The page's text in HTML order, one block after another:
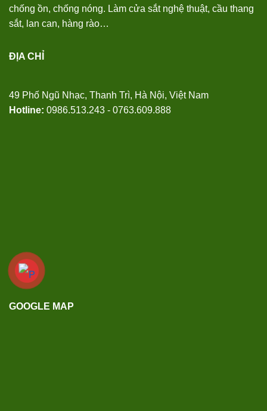
chống ồn, chống nóng. Làm cửa sắt nghệ thuật, cầu thang
sắt, lan can, hàng rào…
ĐỊA CHỈ
49 Phố Ngũ Nhạc, Thanh Trì, Hà Nội, Việt Nam
Hotline: 0986.513.243 - 0763.609.888
GOOGLE MAP